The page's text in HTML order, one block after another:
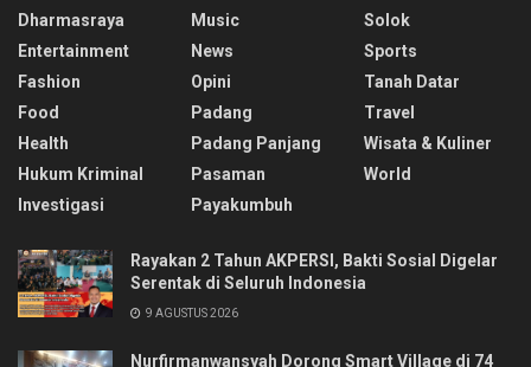
Dharmasraya
Entertainment
Fashion
Food
Health
Hukum Kriminal
Investigasi
Music
News
Opini
Padang
Padang Panjang
Pasaman
Payakumbuh
Solok
Sports
Tanah Datar
Travel
Wisata & Kuliner
World
Rayakan 2 Tahun AKPERSI, Bakti Sosial Digelar
Serentak di Seluruh Indonesia
9 AGUSTUS 2026
Nurfirmanwansyah Dorong Smart Village di 74